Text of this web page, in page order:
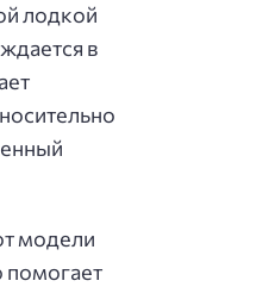
лодкой
в
модели
помогает